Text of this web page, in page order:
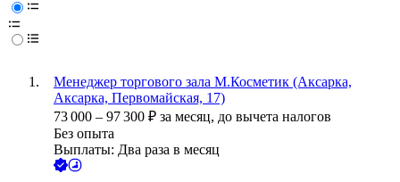
Менеджер торгового зала М.Косметик (Аксарка,
Аксарка, Первомайская, 17)
73 000 – 97 300 ₽ за месяц, до вычета налогов
Без опыта
Выплаты: Два раза в месяц